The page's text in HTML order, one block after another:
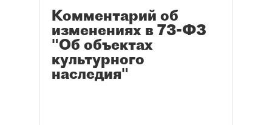
Комментарий об
изменениях в 73-ФЗ
"Об объектах
культурного
наследия"